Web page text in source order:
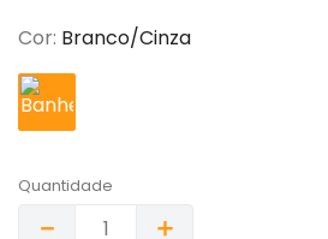
Cor: Branco/Cinza
Quantidade
＋
－